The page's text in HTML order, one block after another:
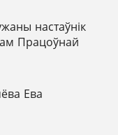
настаўнік
Працоўнай
Ева